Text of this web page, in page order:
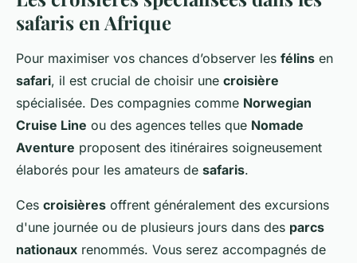
safaris en Afrique
Pour maximiser vos chances d’observer les félins en
safari, il est crucial de choisir une croisière
spécialisée. Des compagnies comme Norwegian
Cruise Line ou des agences telles que Nomade
Aventure proposent des itinéraires soigneusement
élaborés pour les amateurs de safaris.
Ces croisières offrent généralement des excursions
d'une journée ou de plusieurs jours dans des parcs
nationaux renommés. Vous serez accompagnés de